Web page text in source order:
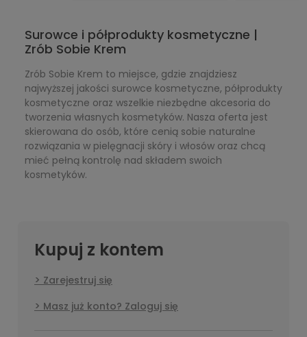
Surowce i półprodukty kosmetyczne |
Zrób Sobie Krem
Zrób Sobie Krem to miejsce, gdzie znajdziesz
najwyższej jakości surowce kosmetyczne, półprodukty
kosmetyczne oraz wszelkie niezbędne akcesoria do
tworzenia własnych kosmetyków. Nasza oferta jest
skierowana do osób, które cenią sobie naturalne
rozwiązania w pielęgnacji skóry i włosów oraz chcą
mieć pełną kontrolę nad składem swoich
kosmetyków.
Kupuj z kontem
Zarejestruj się
Masz już konto? Zaloguj się